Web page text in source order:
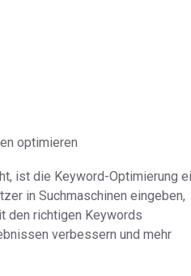
optimieren
ist die Keyword-Optimierung
in Suchmaschinen eingeben,
den richtigen Keywords
verbessern und mehr